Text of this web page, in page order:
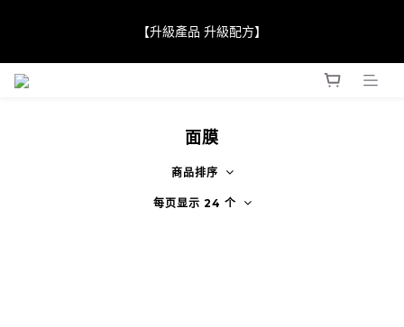
Award 勇奪金獎】
【升級產品 升級配方】
【JaneClare 康膚薈在iida Award Milan 2024 Professional
面膜
商品排序
每页显示 24 个